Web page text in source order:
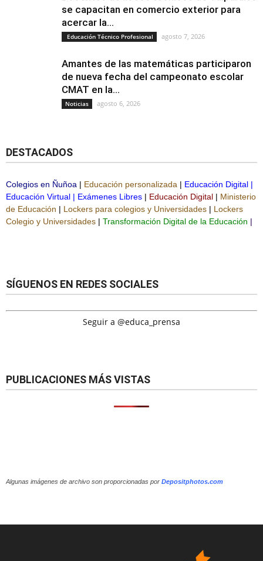
se capacitan en comercio exterior para
acercar la...
Educación Técnico Profesional agosto 7, 2026
Amantes de las matemáticas participaron
de nueva fecha del campeonato escolar
CMAT en la...
Noticias agosto 6, 2026
DESTACADOS
Colegios en Ñuñoa | Educación personalizada | Educación Digital |
Educación Virtual | Exámenes Libres | Educación Digital | Ministerio
de Educación | Lockers para colegios y Universidades | Lockers
Colegio y Universidades | Transformación Digital de la Educación |
SÍGUENOS EN REDES SOCIALES
Seguir a @educa_prensa
PUBLICACIONES MÁS VISTAS
Algunas imágenes de archivo son proporcionadas por Depositphotos.com